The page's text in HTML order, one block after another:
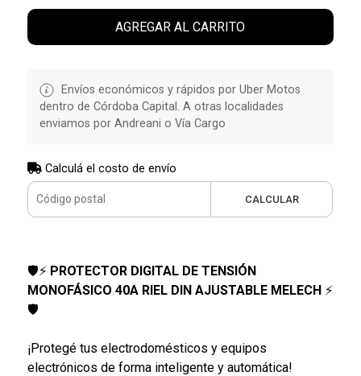
AGREGAR AL CARRITO
Envíos económicos y rápidos por Uber Motos
dentro de Córdoba Capital. A otras localidades
enviamos por Andreani o Vía Cargo
Calculá el costo de envío
CALCULAR
🛡️⚡ PROTECTOR DIGITAL DE TENSIÓN
MONOFÁSICO 40A RIEL DIN AJUSTABLE MELECH⚡
🛡️
¡Protegé tus electrodomésticos y equipos
electrónicos de forma inteligente y automática!